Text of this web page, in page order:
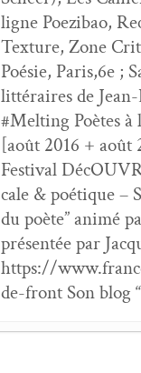
ligne Poez­ibao,
Tex­ture, Zone
Poésie, Paris,6e ;
lit­téraires de
#Melt­ing Poètes
[août 2016 +
Fes­ti­val
cale & poé­tique –
du poète” ani­mé
présen­tée par
https://
de-front Son blog